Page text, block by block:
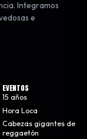
Integramos
e
EVENTOS
15 años
Hora Loca
Cabezas gigantes de
reggaetón